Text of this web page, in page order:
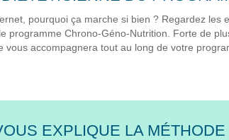
pourquoi ça marche si bien ? Regardez les
programme Chrono-Géno-Nutrition. Forte de
vous accompagnera tout au long de votre
EXPLIQUE LA MÉTHODE